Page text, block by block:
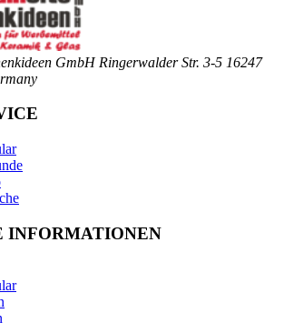
GmbH Ringerwalder Str. 3-5 16247
INFORMATIONEN